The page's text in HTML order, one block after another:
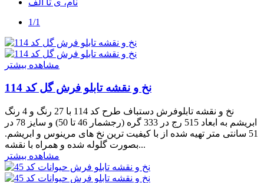
نام، ی تا الف
1/1
مشاهده بیشتر
نخ و نقشه تابلو فرش گل کد 114
نخ و نقشه تابلوفرش دستباف طرح کد 114 با 27 رنگ و 4 رنگ
ابریشم به ابعاد 515 رج در 333 گره (رجشمار 46 تا 50) و سایز 78 در
51 سانتی متر تهیه شده از با کیفیت ترین نخ های مرینوس و ابریشم.
بصورت گلوله شده و همراه با نقشه...
مشاهده بیشتر